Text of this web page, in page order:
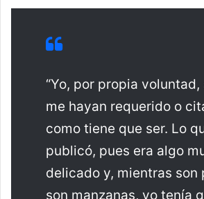
“Yo, por propia voluntad,
me hayan requerido o
como tiene que ser. Lo
publicó, pues era algo
delicado y, mientras son
son manzanas, yo tenía